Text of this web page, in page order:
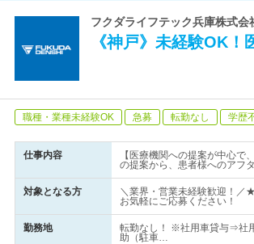
フクダライフテック兵庫株式会
《神戸》未経験OK
職種・業種未経験OK 急募 転勤なし 学歴
仕事内容
【医療機関への提案が中心
の提案から、患者様へのアフ
対象となる方
＼業界・営業未経験歓迎！
お気軽にご応募ください！
勤務地
転勤なし！ ※社用車貸与⇒社
助（駐車…